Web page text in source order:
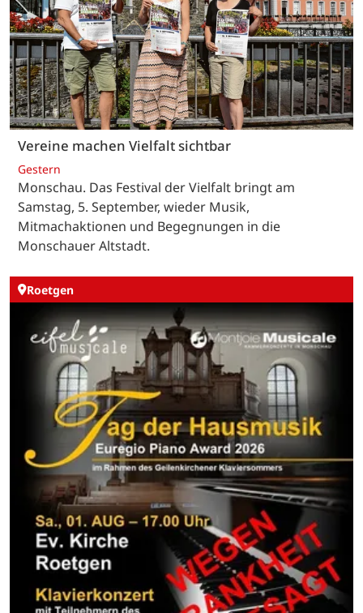
Vereine machen Vielfalt sichtbar
Gestern
Monschau. Das Festival der Vielfalt bringt am
Samstag, 5. September, wieder Musik,
Mitmachaktionen und Begegnungen in die
Monschauer Altstadt.
Roetgen